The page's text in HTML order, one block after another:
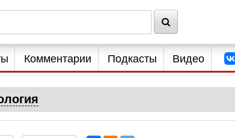
Комментарии Подкасты Видео